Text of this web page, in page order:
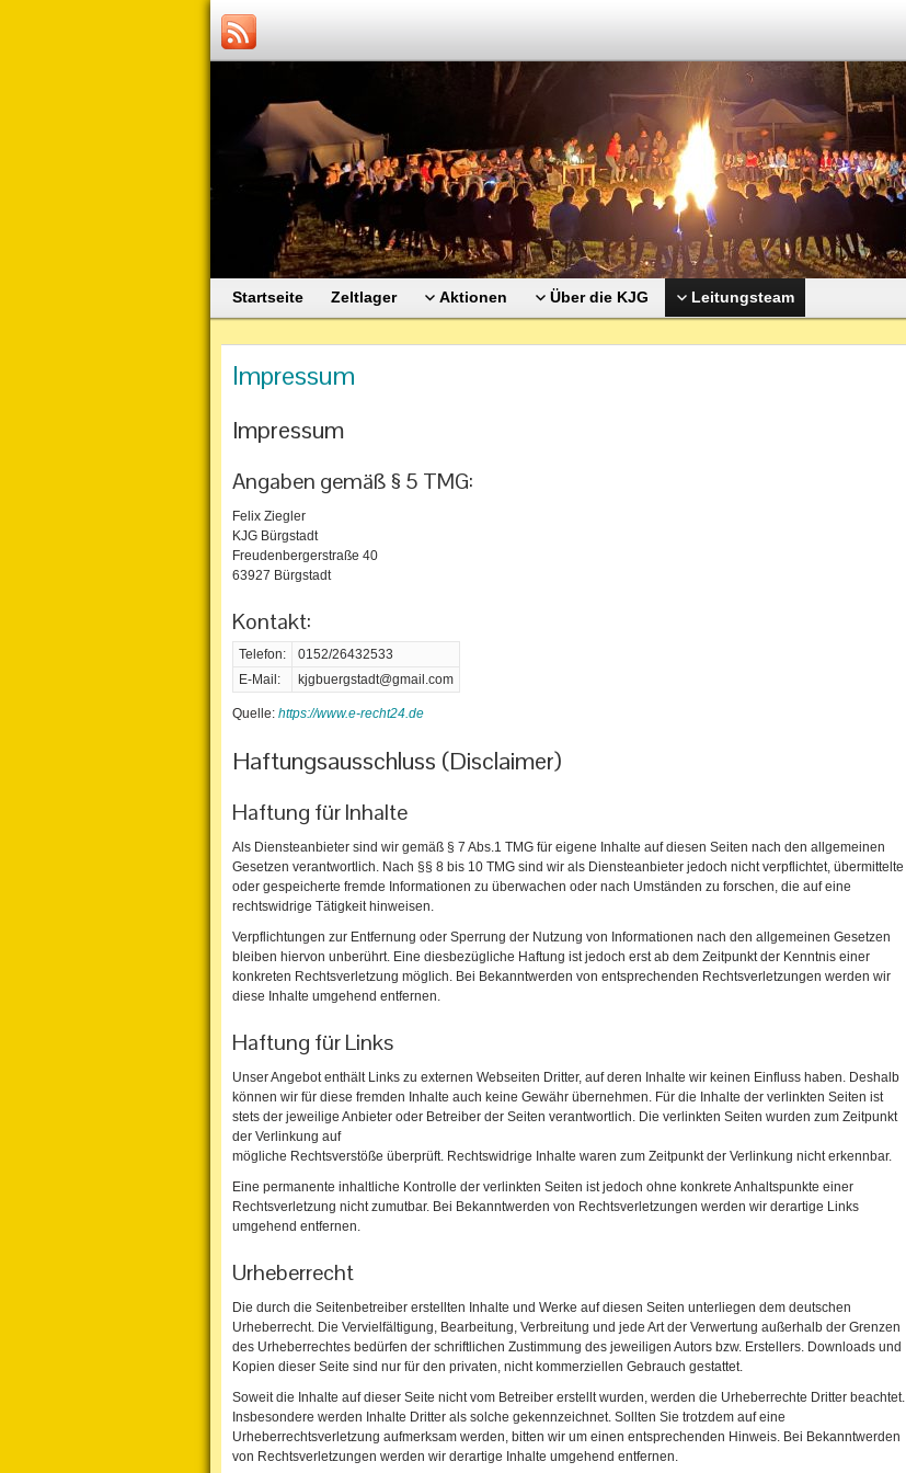
Startseite Zeltlager Aktionen Über die KJG Leitungsteam
Impressum
Impressum
Angaben gemäß § 5 TMG:
Felix Ziegler
KJG Bürgstadt
Freudenbergerstraße 40
63927 Bürgstadt
Kontakt:
Telefon:
0152/26432533
E-Mail:
kjgbuergstadt@gmail.com
Quelle: https://www.e-recht24.de
Haftungsausschluss (Disclaimer)
Haftung für Inhalte
Als Diensteanbieter sind wir gemäß § 7 Abs.1 TMG für eigene Inhalte auf diesen Seiten nach den allgemeinen
Gesetzen verantwortlich. Nach §§ 8 bis 10 TMG sind wir als Diensteanbieter jedoch nicht verpflichtet, übermittelte
oder gespeicherte fremde Informationen zu überwachen oder nach Umständen zu forschen, die auf eine
rechtswidrige Tätigkeit hinweisen.
Verpflichtungen zur Entfernung oder Sperrung der Nutzung von Informationen nach den allgemeinen Gesetzen
bleiben hiervon unberührt. Eine diesbezügliche Haftung ist jedoch erst ab dem Zeitpunkt der Kenntnis einer
konkreten Rechtsverletzung möglich. Bei Bekanntwerden von entsprechenden Rechtsverletzungen werden wir
diese Inhalte umgehend entfernen.
Haftung für Links
Unser Angebot enthält Links zu externen Webseiten Dritter, auf deren Inhalte wir keinen Einfluss haben. Deshalb
können wir für diese fremden Inhalte auch keine Gewähr übernehmen. Für die Inhalte der verlinkten Seiten ist
stets der jeweilige Anbieter oder Betreiber der Seiten verantwortlich. Die verlinkten Seiten wurden zum Zeitpunkt
der Verlinkung auf
mögliche Rechtsverstöße überprüft. Rechtswidrige Inhalte waren zum Zeitpunkt der Verlinkung nicht erkennbar.
Eine permanente inhaltliche Kontrolle der verlinkten Seiten ist jedoch ohne konkrete Anhaltspunkte einer
Rechtsverletzung nicht zumutbar. Bei Bekanntwerden von Rechtsverletzungen werden wir derartige Links
umgehend entfernen.
Urheberrecht
Die durch die Seitenbetreiber erstellten Inhalte und Werke auf diesen Seiten unterliegen dem deutschen
Urheberrecht. Die Vervielfältigung, Bearbeitung, Verbreitung und jede Art der Verwertung außerhalb der Grenzen
des Urheberrechtes bedürfen der schriftlichen Zustimmung des jeweiligen Autors bzw. Erstellers. Downloads und
Kopien dieser Seite sind nur für den privaten, nicht kommerziellen Gebrauch gestattet.
Soweit die Inhalte auf dieser Seite nicht vom Betreiber erstellt wurden, werden die Urheberrechte Dritter beachtet.
Insbesondere werden Inhalte Dritter als solche gekennzeichnet. Sollten Sie trotzdem auf eine
Urheberrechtsverletzung aufmerksam werden, bitten wir um einen entsprechenden Hinweis. Bei Bekanntwerden
von Rechtsverletzungen werden wir derartige Inhalte umgehend entfernen.